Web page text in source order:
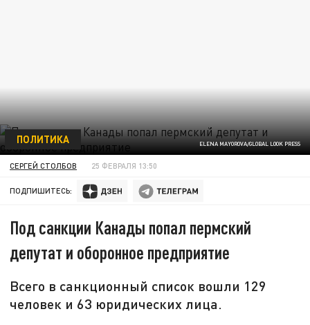
ELENA MAYOROVA/GLOBAL LOOK PRESS
ПОЛИТИКА
СЕРГЕЙ СТОЛБОВ 25 ФЕВРАЛЯ 13:50
ПОДПИШИТЕСЬ:
Под санкции Канады попал пермский
депутат и оборонное предприятие
Всего в санкционный список вошли 129
человек и 63 юридических лица.